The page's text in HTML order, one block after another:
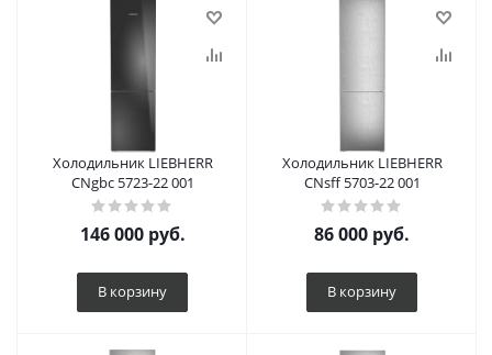
Холодильник LIEBHERR
CNgbc 5723-22 001
146 000руб.
В корзину
Холодильник LIEBHERR
CNsff 5703-22 001
86 000 руб.
В корзину